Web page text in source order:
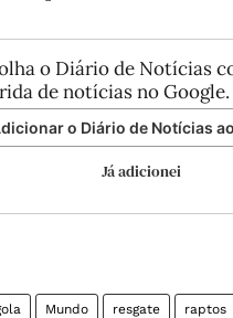
o Diário de Notícias
de notícias no Google.
o Diário de Notícias
Já adicionei
Mundo resgate raptos